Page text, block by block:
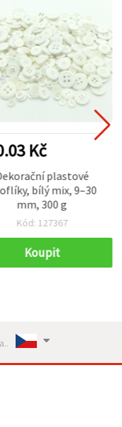
Kč
plastové
bílý mix, 9–30
mm, 300 g
Kód: 127367
Koupit